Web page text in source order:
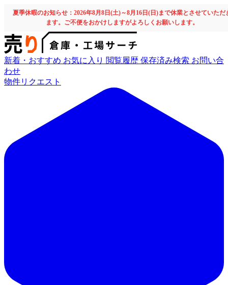
夏季休暇のお知らせ：2026年8月8日(土)～8月16日(日)まで休業とさせていただ
ます。ご不便をおかけしますがよろしくお願いします。
新着・おすすめ お気に入り 閲覧履歴 保存済み検索 お問い合
わせ
物件リクエスト